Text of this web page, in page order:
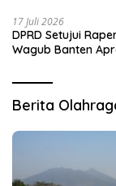
17 Juli 2026
DPRD Setujui
Wagub Banten
Berita